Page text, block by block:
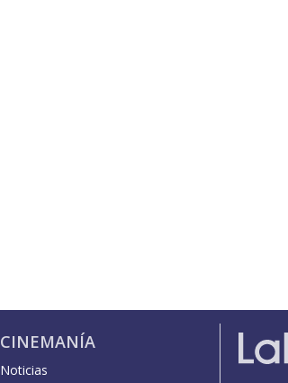
CINEMANÍA
Noticias